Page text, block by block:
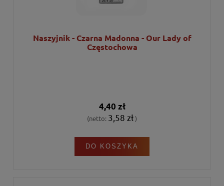
Naszyjnik - Czarna Madonna - Our Lady of
Częstochowa
4,40 zł
(netto: 3,58 zł)
DO KOSZYKA